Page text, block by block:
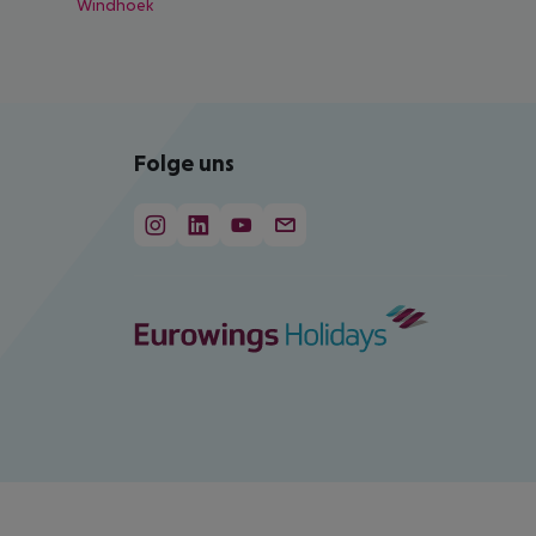
Windhoek
Folge uns